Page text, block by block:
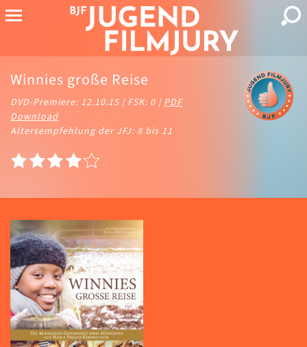
Winnies große Reise
DVD-Premiere: 12.10.15 | FSK: 0 |PDF
Download
Altersempfehlung der JFJ: 8 bis 11